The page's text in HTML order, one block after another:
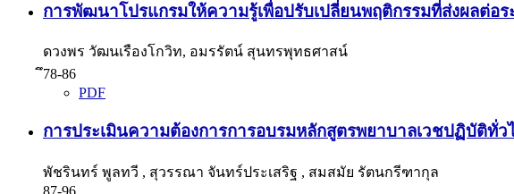
การพัฒนาโปรแกรมให้ความรู้เพื่อปรับเปลี่ยนพฤติกรรมที่ส่งผลต่อ
ดวงพร วัฒนเรืองโกวิท, อมรรัตน์ สุนทรพุทธศาสน์
ึ78-86
PDF
การประเมินความต้องการการอบรมหลักสูตรพยาบาลเวชปฏิบัติ
พัชรินทร์ พูลทวี , สุวรรณา จันทร์ประเสริฐ , สมสมัย รัตนกรีฑากุล
87-96